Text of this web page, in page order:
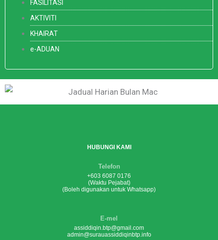
FASILITASI
AKTIVITI
KHAIRAT
e-ADUAN
HUBUNGI KAMI
Telefon
+603 6087 0176
(Waktu Pejabat)
(Boleh digunakan untuk Whatsapp)
E-mel
assiddiqin.btp@gmail.com
admin@surauassiddiqinbtp.info